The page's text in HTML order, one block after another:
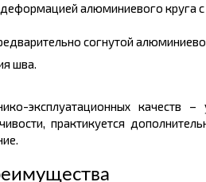
алюминиевого круга
согнутой
шва.
эксплуатационных качеств
практикуется